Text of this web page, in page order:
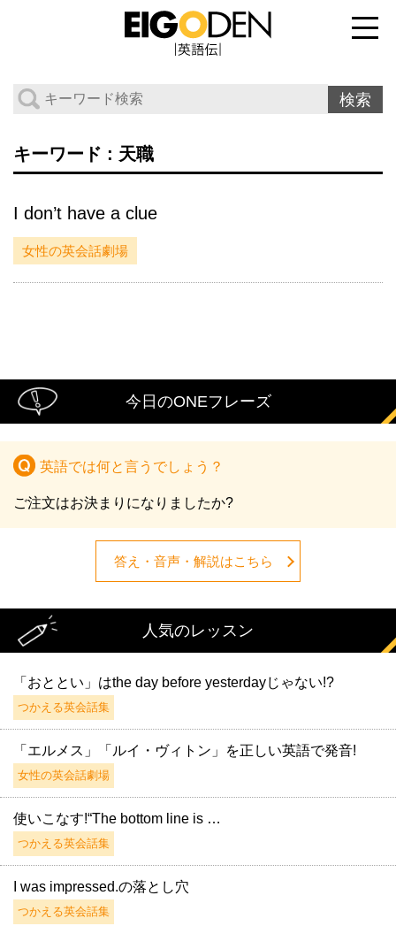
キーワード : 天職
I don’t have a clue
女性の英会話劇場
今日のONEフレーズ
英語では何と言うでしょう？
ご注文はお決まりになりましたか?
答え・音声・解説はこちら
人気のレッスン
「おととい」はthe day before yesterdayじゃない!?
つかえる英会話集
「エルメス」「ルイ・ヴィトン」を正しい英語で発音!
女性の英会話劇場
使いこなす!“The bottom line is …
つかえる英会話集
I was impressed.の落とし穴
つかえる英会話集